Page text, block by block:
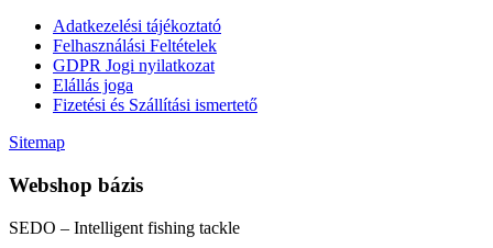
Adatkezelési tájékoztató
Felhasználási Feltételek
GDPR Jogi nyilatkozat
Elállás joga
Fizetési és Szállítási ismertető
Sitemap
Webshop bázis
SEDO – Intelligent fishing tackle